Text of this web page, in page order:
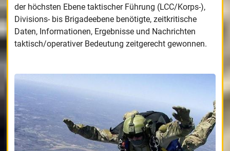
der höchsten Ebene taktischer Führung (LCC/Korps-),
Divisions- bis Brigadeebene benötigte, zeitkritische
Daten, Informationen, Ergebnisse und Nachrichten
taktisch/operativer Bedeutung zeitgerecht gewonnen.